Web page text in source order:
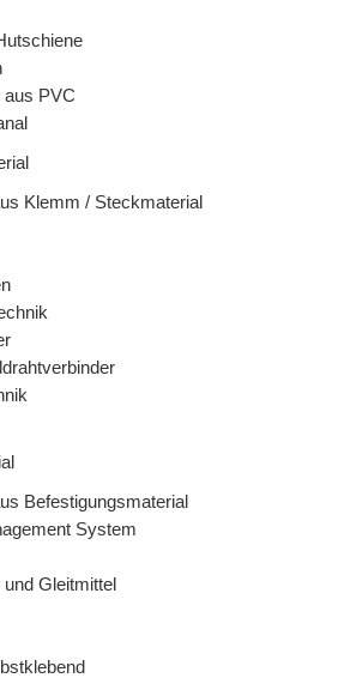
aus PVC
Klemm / Steckmaterial
Befestigungsmaterial
System
Gleitmittel